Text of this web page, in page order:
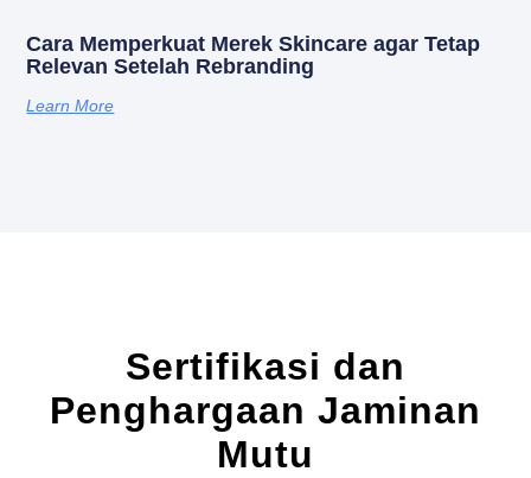
Cara Memperkuat Merek Skincare agar Tetap
Relevan Setelah Rebranding
Learn More
Sertifikasi dan
Penghargaan Jaminan
Mutu